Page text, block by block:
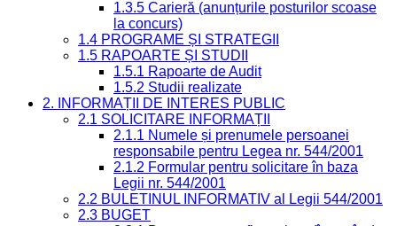
1.3.5 Carieră (anunțurile posturilor scoase
la concurs)
1.4 PROGRAME ȘI STRATEGII
1.5 RAPOARTE ȘI STUDII
1.5.1 Rapoarte de Audit
1.5.2 Studii realizate
2. INFORMAȚII DE INTERES PUBLIC
2.1 SOLICITARE INFORMAȚII
2.1.1 Numele și prenumele persoanei
responsabile pentru Legea nr. 544/2001
2.1.2 Formular pentru solicitare în baza
Legii nr. 544/2001
2.2 BULETINUL INFORMATIV al Legii 544/2001
2.3 BUGET